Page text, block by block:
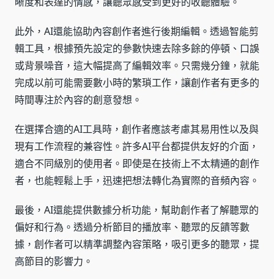
此外，AI還能協助內容創作者進行後期編輯。透過智能剪
輯工具，根據預先設定的參數快速去除多餘的停頓、口誤
或背景噪音，這大幅提高了編輯效率。只需幾分鐘，就能
完成以前可能需要數小時的繁瑣工作，讓創作者有更多的
時間專注於內容的創意發想。
在選擇合適的AI工具時，創作者應該考慮其易用性以及與
現有工作流程的兼容性。許多AI平台都提供友好的介面，
適合不同級別的使用者。即使是在技術上不太精通的創作
者，也能輕鬆上手，迅速把想法轉化為實際的音頻內容。
最後，AI還能提供數據分析功能，幫助創作者了解聽眾的
偏好和行為。透過分析節目的播放率、聽眾的反饋等數
據，創作者可以精準調整內容策略，吸引更多的聽眾，提
高節目的影響力。